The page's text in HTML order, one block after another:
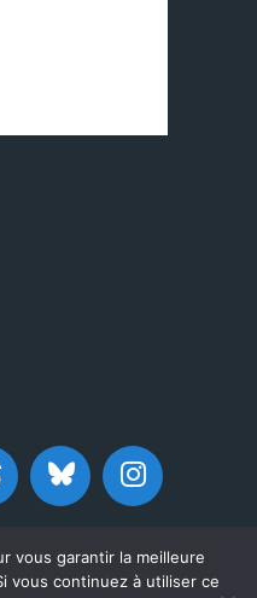
vous garantir la meilleure
vous continuez à utiliser ce